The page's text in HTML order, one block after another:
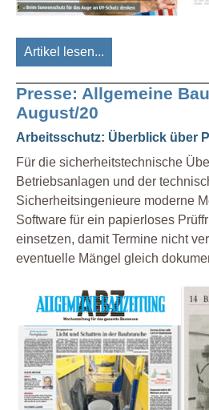
Artikel lesen...
Presse: Allgemeine
August/20
Arbeitsschutz: Überblick über
Für die sicherheitstechnische
Betriebsanlagen und der
Sicherheitsingenieure moderne
Software für ein papierloses
einsetzen, damit Termine nicht
eventuelle Mängel gleich